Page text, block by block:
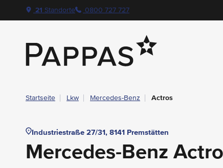
Navigation überspringen
Zum Hauptcontent
Zur Hauptnavigation springen
layout.table-of-content
Technische Daten
Fahrzeugausstattung
Standort & Ansprechpartner
21 Standorte 0800 727 727
Startseite Lkw Mercedes-Benz Actros
Industriestraße 27/31, 8141 Premstätten
Mercedes-Benz